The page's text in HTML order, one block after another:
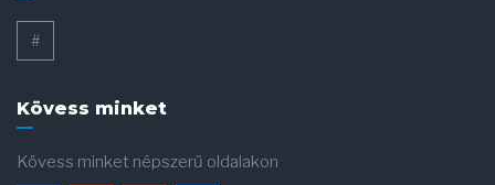
#
Kövess minket
Kövess minket népszerű oldalakon